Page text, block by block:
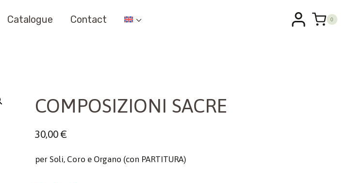
Catalogue Contact 0
COMPOSIZIONI SACRE
30,00€
per Soli, Coro e Organo (con PARTITURA)